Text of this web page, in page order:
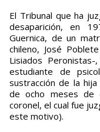
El Tribunal que ha
desaparición, en
Guernica, de un
chileno, José
Lisiados
estudiante de
sustracción de la
de ocho meses de
coronel, el cual fue
este motivo).